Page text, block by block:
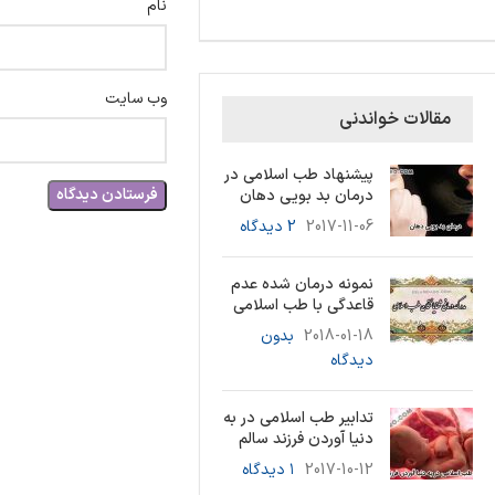
مقالات خواندنی
پیشنهاد طب اسلامی در
درمان بد بویی دهان
2017-11-06 2 دیدگاه
نمونه درمان شده عدم
قاعدگی با طب اسلامی
2018-01-18 بدون
دیدگاه
تدابیر طب اسلامی در به
دنیا آوردن فرزند سالم
2017-10-12 ۱ دیدگاه
نام
وب‌ سایت